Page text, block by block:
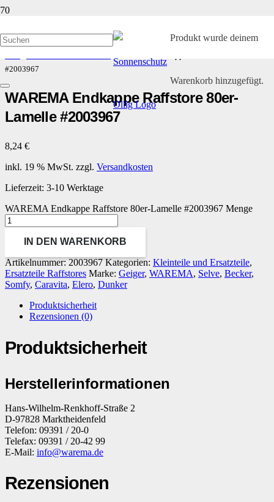
Produktwurde deinem
Warenkorb hinzugefügt.
#2003967
WAREMA Endkappe Raffstore 80er-​
Lamelle #2003967
8,24 €
inkl. 19 % MwSt. zzgl. Versandkosten
Lieferzeit: 3-10 Werktage
WAREMA Endkappe Raffstore 80er-​Lamelle #2003967 Menge
IN DEN WARENKORB
Artikelnummer:2003967 Kategorien: Kleinteile und Ersatzteile,
Ersatzteile Raffstores Marke: Geiger, WAREMA, Selve, Becker,
Somfy, Caravita, Elero, Dunker
Produktsicherheit
Rezensionen (0)
Produktsicherheit
Herstellerinformationen
Hans-Wilhelm-Renkhoff-Straße 2
D-97828 Marktheidenfeld
Telefon: 09391 / 20-0
Telefax: 09391 / 20-42 99
E-Mail: info@warema.de
Rezensionen